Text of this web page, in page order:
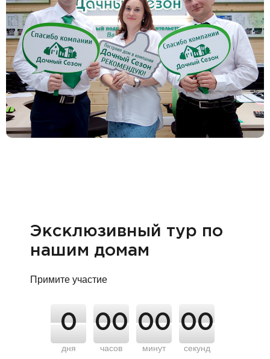
Эксклюзивный тур по
нашим домам
Примите участие
0
дня
00
часов
00
минут
00
секунд